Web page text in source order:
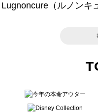
Lugnoncure（ルノンキ